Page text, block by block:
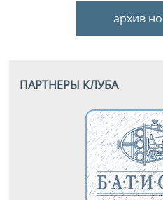
архив
ПАРТНЕРЫ КЛУБА